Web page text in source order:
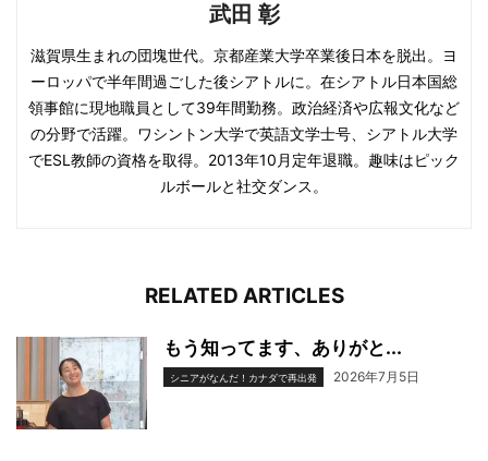
武田 彰
滋賀県生まれの団塊世代。京都産業大学卒業後日本を脱出。ヨ
ーロッパで半年間過ごした後シアトルに。在シアトル日本国総
領事館に現地職員として39年間勤務。政治経済や広報文化など
の分野で活躍。ワシントン大学で英語文学士号、シアトル大学
でESL教師の資格を取得。2013年10月定年退職。趣味はピック
ルボールと社交ダンス。
RELATED ARTICLES
もう知ってます、ありがと...
シニアがなんだ！カナダで再出発 2026年7月5日